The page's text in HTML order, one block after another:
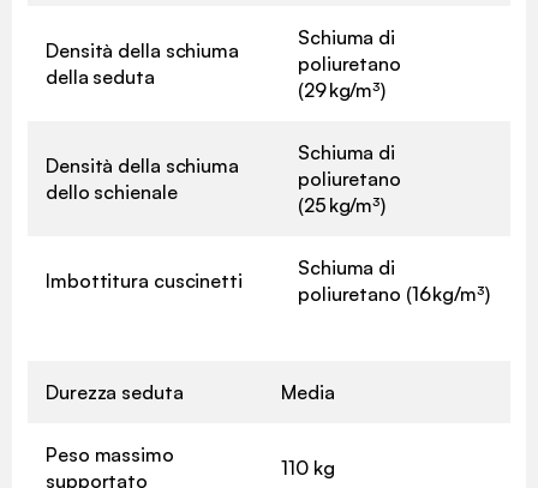
Densità della schiuma
della seduta
Schiuma di
poliuretano
(29 kg/m³)
Densità della schiuma
dello schienale
Schiuma di
poliuretano
(25 kg/m³)
Imbottitura cuscinetti
Schiuma di
poliuretano (16 kg/m³)
Durezza seduta Media
Peso massimo
supportato
110 kg